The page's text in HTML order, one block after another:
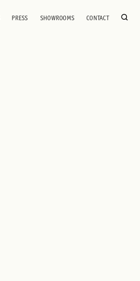
PRESS SHOWROOMS CONTACT